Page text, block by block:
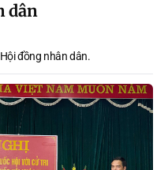
dân
đồng nhân dân.